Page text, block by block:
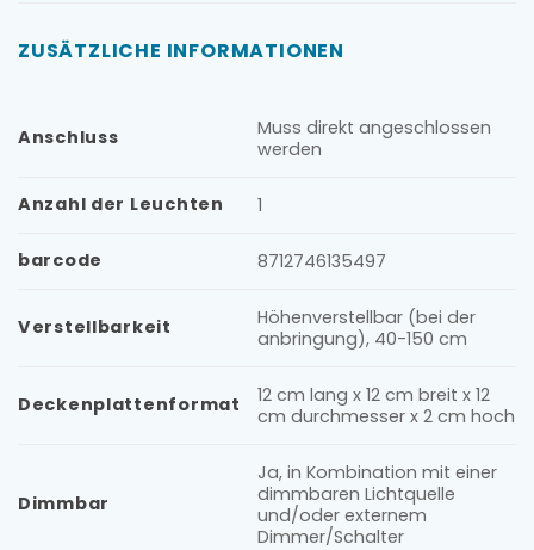
ZUSÄTZLICHE INFORMATIONEN
Anschluss
Muss direkt angeschlossen
werden
Anzahl der Leuchten 1
barcode 8712746135497
Verstellbarkeit
Höhenverstellbar (bei der
anbringung), 40-150 cm
Deckenplattenformat
12 cm lang x 12 cm breit x 12
cm durchmesser x 2 cm hoch
Dimmbar
Ja, in Kombination mit einer
dimmbaren Lichtquelle
und/oder externem
Dimmer/Schalter